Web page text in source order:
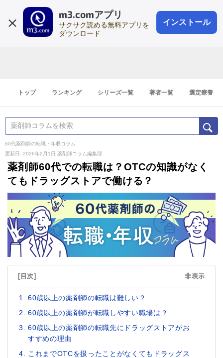
m3.comアプリ
サクサク読める無料アプリを
ダウンロード
インストール
会員登録
登録1分
トップ ランキング シリーズ一覧 著者一覧 選定療養
60代薬剤師の転職・年収コラム
更新日: 2026年2月1日 薬剤師コラム編集部
薬剤師60代での転職は？OTCの知識がなく
てもドラッグストアで働ける？
[目次] 非表示
60歳以上の薬剤師の転職は難しい？
60歳以上の薬剤師が転職しやすい職場は？
60歳以上の薬剤師の転職先にドラッグストアがお
すすめの理由
これまでOTCを扱ったことがなくてもドラッグス